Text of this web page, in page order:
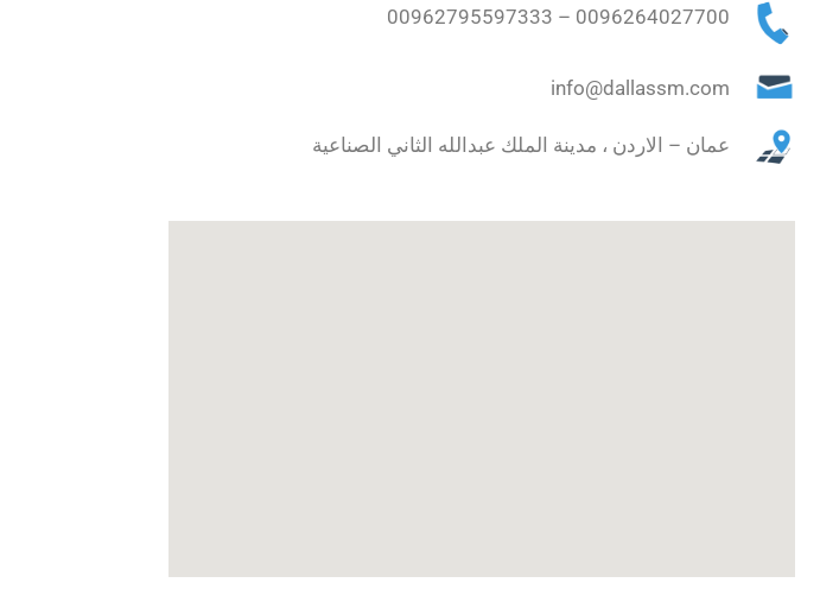
0096264027700 – 00962795597333
info@dallassm.com
عمان – الاردن ، مدينة الملك عبدالله الثاني الصناعية